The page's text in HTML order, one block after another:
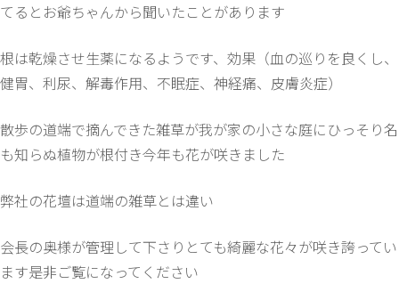
てるとお爺ちゃんから聞いたことがあります
根は乾燥させ生薬になるようです、効果（血の巡りを良くし、
健胃、利尿、解毒作用、不眠症、神経痛、皮膚炎症）
散歩の道端で摘んできた雑草が我が家の小さな庭にひっそり名
も知らぬ植物が根付き今年も花が咲きました
弊社の花壇は道端の雑草とは違い
会長の奥様が管理して下さりとても綺麗な花々が咲き誇ってい
ます是非ご覧になってください